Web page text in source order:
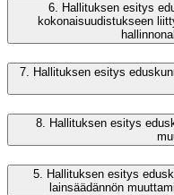
6. Hallituksen esitys
kokonaisuudistukseen
7. Hallituksen esitys
8.
Hallituksen esitys
5. Hallituksen esitys
lainsäädännön